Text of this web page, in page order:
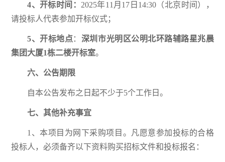
4、开标时间： 2025年11月17日14:30（北京时间），
请投标人代表参加开标仪式；
5、开标地点： 深圳市光明区公明北环路辅路星兆晨
集团大厦1栋二楼开标室。
六、公告期限
自本公告发布之日起不少于5个工作日。
七、其他补充事宜
1、本项目为网下采购项目。凡愿意参加投标的合格
投标人，必须备齐以下资料购买招标文件和投标报名：